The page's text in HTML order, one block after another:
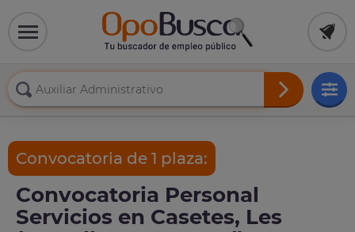
Convocatoria de 1 plaza:
Convocatoria Personal
Servicios en Casetes, Les